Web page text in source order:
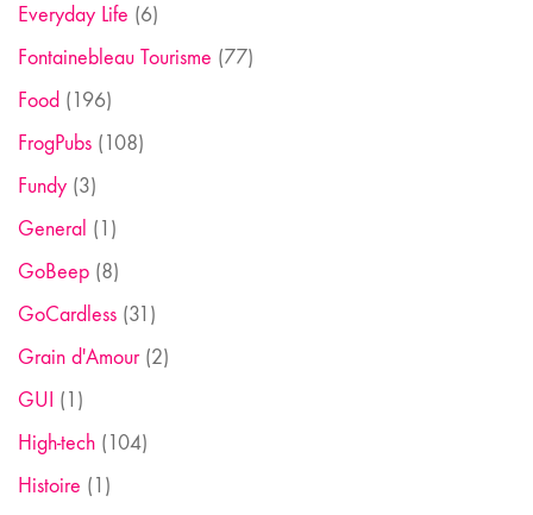
Everyday Life (6)
Fontainebleau Tourisme (77)
Food (196)
FrogPubs (108)
Fundy (3)
General (1)
GoBeep (8)
GoCardless (31)
Grain d'Amour(2)
GUI (1)
High-tech (104)
Histoire (1)